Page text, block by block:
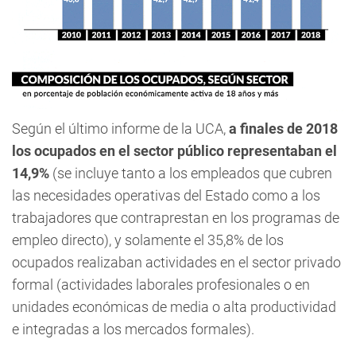
Según el último informe de la UCA,a finales de 2018
los ocupados en el sector público representaban el
14,9% (se incluye tanto a los empleados que cubren
las necesidades operativas del Estado como a los
trabajadores que contraprestan en los programas de
empleo directo), y solamente el 35,8% de los
ocupados realizaban actividades en el sector privado
formal (actividades laborales profesionales o en
unidades económicas de media o alta productividad
e integradas a los mercados formales).